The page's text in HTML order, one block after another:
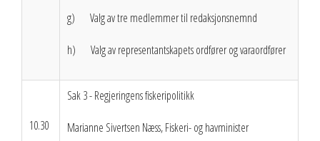
g) Valg av tre medlemmer til redaksjonsnemnd
h) Valg av representantskapets ordfører og varaordfører
10.30
Sak 3 - Regjeringens fiskeripolitikk
Marianne Sivertsen Næss, Fiskeri- og havminister